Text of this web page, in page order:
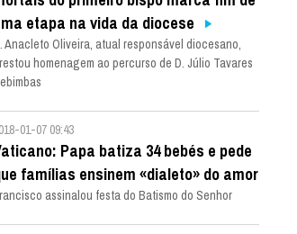
etapa na vida da diocese
Anacleto Oliveira, atual responsável diocesano,
homenagem ao percurso de D. Júlio Tavares
01-07 09:43
Papa batiza 34 bebés e pede
famílias ensinem «dialeto» do amor
assinalou festa do Batismo do Senhor